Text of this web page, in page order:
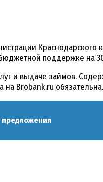
Краснодарского
поддержке на
и выдаче займов.
на Brobank.ru обязательна.
предложения